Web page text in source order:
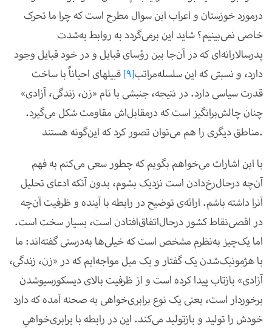
درمورد خوزستان و اعراب این سوال مطرح است که چرا ما تحرک
خاصی نمی‌بینیم؟ شاید این برمی‌گردد به روابط به‌شدت
پدرسالارانه‌ای که در آن‌جا بین رؤسای قبایل و در خود قبایل وجود
دارد، و نسبتی که این سلسله‌مراتب[9]قبیله­ای احیاناً با ساخت
قدرت سیاسی دارد. در نتیجه، جنبشی با نام «زن، زندگی، آزادی»
چنان چالش‌برانگیز است که درمقابل‌اش مقاومت شکل می‌گیرد.
مناطق دیگری را هم می‌توان تصور کرد که این‌گونه هستند.
با این اشارات می‌خواهم بگویم که چطور سعی می‌کنم به فهم
آن‌چه درحال‌رخ‌دادن است نزدیک بشوم، بدون آنکه ادعای تحلیل
آنرا داشته باشم. ارائه‌ی توضیح در رابطه با آینده و ظرفیت آن‌چه
در اقصی‌نقاط کشور درحال‌اتفاق‌افتادن است، بسیار سخت است.
اما یک‌چیز به‌نظرم مشخص است که خیلی‌ها به‌درستی گفته‌اند: ما
با هژمونیک‌شدن یک گفتار و یک میل مواجه‌ایم که در «زن، زندگی،
آزادی» بازتاب پیدا کرده است و از ظرفیت بالای دیسکورسیوشدن
برخوردار است، یعنی یک نوع برابری‌خواهی به صحنه آمده که دارد
خودش را تولید و بازتولید می‌کند. این در رابطه با برابری‌خواهیِ